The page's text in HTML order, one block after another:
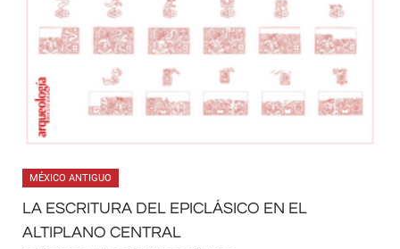
MÉXICO ANTIGUO
LA ESCRITURA DEL EPICLÁSICO EN EL
ALTIPLANO CENTRAL